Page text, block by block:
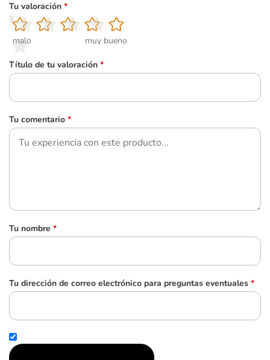
Tu valoración *
1
malo
2
3
4
5
muy bueno
Título de tu valoración *
Tu comentario *
Tu nombre *
Tu dirección de correo electrónico para preguntas eventuales *